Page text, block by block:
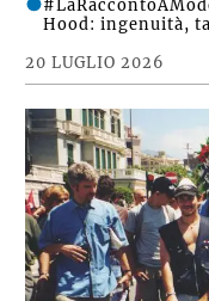
20 LUGLIO 2026
Hood: ingenuità,